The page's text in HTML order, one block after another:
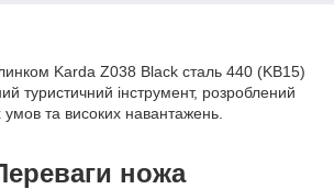
Karda Z038 Black сталь 440 (KB15)
туристичний інструмент, розроблений
та високих навантажень.
ножа